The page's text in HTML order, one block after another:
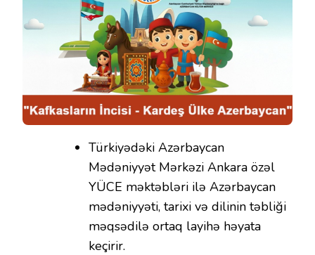
Türkiyədəki Azərbaycan
Mədəniyyət Mərkəzi Ankara özəl
YÜCE məktəbləri ilə Azərbaycan
mədəniyyəti, tarixi və dilinin təbliği
məqsədilə ortaq layihə həyata
keçirir.